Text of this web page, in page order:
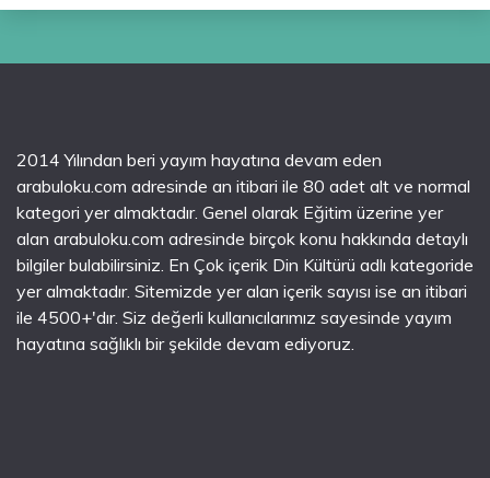
2014 Yılından beri yayım hayatına devam eden
arabuloku.com adresinde an itibari ile 80 adet alt ve normal
kategori yer almaktadır. Genel olarak Eğitim üzerine yer
alan arabuloku.com adresinde birçok konu hakkında detaylı
bilgiler bulabilirsiniz. En Çok içerik Din Kültürü adlı kategoride
yer almaktadır. Sitemizde yer alan içerik sayısı ise an itibari
ile 4500+'dır. Siz değerli kullanıcılarımız sayesinde yayım
hayatına sağlıklı bir şekilde devam ediyoruz.